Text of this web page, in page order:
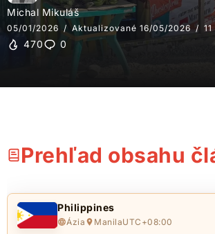
Michal Mikuláš
05/01/2026 Aktualizované 16/05/2026
470 0
Prehľad obsahu
Philippines
Ázia ManilaUTC+08:00